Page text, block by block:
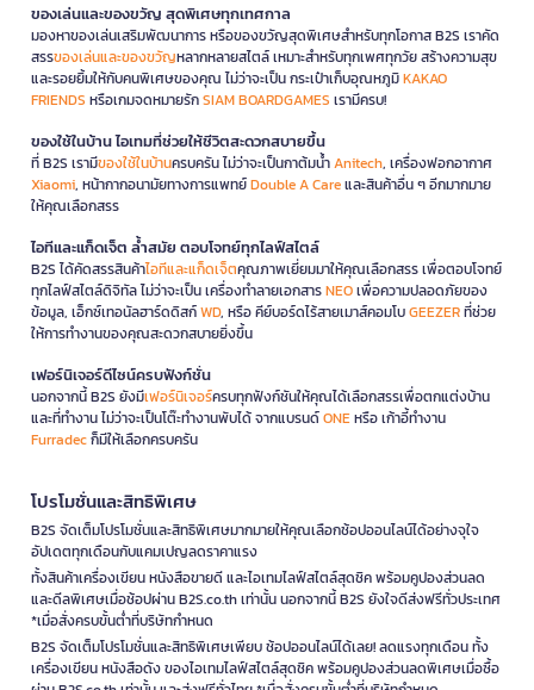
ของเล่นและของขวัญ สุดพิเศษทุกเทศกาล
มองหาของเล่นเสริมพัฒนาการ หรือของขวัญสุดพิเศษสำหรับทุกโอกาส B2S เราคัด
สรรของเล่นและของขวัญหลากหลายสไตล์ เหมาะสำหรับทุกเพศทุกวัย สร้างความสุข
และรอยยิ้มให้กับคนพิเศษของคุณ ไม่ว่าจะเป็น กระเป๋าเก็บอุณหภูมิKAKAO
FRIENDS หรือเกมจดหมายรักSIAM BOARDGAMES เรามีครบ!
ของใช้ในบ้าน ไอเทมที่ช่วยให้ชีวิตสะดวกสบายขึ้น
ที่ B2S เรามีของใช้ในบ้านครบครัน ไม่ว่าจะเป็นกาต้มน้ำAnitech, เครื่องฟอกอากาศ
Xiaomi, หน้ากากอนามัยทางการแพทย์Double A Careและสินค้าอื่น ๆ อีกมากมาย
ให้คุณเลือกสรร
ไอทีและแก็ดเจ็ต ล้ำสมัย ตอบโจทย์ทุกไลฟ์สไตล์
B2S ได้คัดสรรสินค้าไอทีและแก็ดเจ็ตคุณภาพเยี่ยมมาให้คุณเลือกสรร เพื่อตอบโจทย์
ทุกไลฟ์สไตล์ดิจิทัล ไม่ว่าจะเป็น เครื่องทำลายเอกสารNEOเพื่อความปลอดภัยของ
ข้อมูล, เอ็กซ์เทอนัลฮาร์ดดิสก์WD, หรือ คีย์บอร์ดไร้สายเมาส์คอมโบGEEZERที่ช่วย
ให้การทำงานของคุณสะดวกสบายยิ่งขึ้น
เฟอร์นิเจอร์ดีไซน์ครบฟังก์ชั่น
นอกจากนี้ B2S ยังมีเฟอร์นิเจอร์ครบทุกฟังก์ชันให้คุณได้เลือกสรรเพื่อตกแต่งบ้าน
และที่ทำงาน ไม่ว่าจะเป็นโต๊ะทำงานพับได้ จากแบรนด์ONEหรือ เก้าอี้ทำงาน
Furradecก็มีให้เลือกครบครัน
โปรโมชั่นและสิทธิพิเศษ
B2S จัดเต็มโปรโมชั่นและสิทธิพิเศษมากมายให้คุณเลือกช้อปออนไลน์ได้อย่างจุใจ
อัปเดตทุกเดือนกับแคมเปญลดราคาแรง
ทั้งสินค้าเครื่องเขียน หนังสือขายดี และไอเทมไลฟ์สไตล์สุดชิค พร้อมคูปองส่วนลด
และดีลพิเศษเมื่อช้อปผ่าน B2S.co.th เท่านั้น นอกจากนี้ B2S ยังใจดีส่งฟรีทั่วประเทศ
*เมื่อสั่งครบขั้นต่ำที่บริษัทกำหนด
B2S จัดเต็มโปรโมชั่นและสิทธิพิเศษเพียบ ช้อปออนไลน์ได้เลย! ลดแรงทุกเดือน ทั้ง
เครื่องเขียน หนังสือดัง ของไอเทมไลฟ์สไตล์สุดชิค พร้อมคูปองส่วนลดพิเศษเมื่อซื้อ